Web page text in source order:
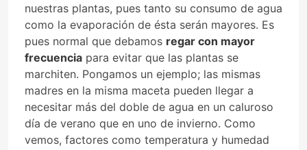
nuestras plantas, pues tanto su consumo de agua
como la evaporación de ésta serán mayores. Es
pues normal que debamos regar con mayor
frecuencia para evitar que las plantas se
marchiten. Pongamos un ejemplo; las mismas
madres en la misma maceta pueden llegar a
necesitar más del doble de agua en un caluroso
día de verano que en uno de invierno. Como
vemos, factores como temperatura y humedad